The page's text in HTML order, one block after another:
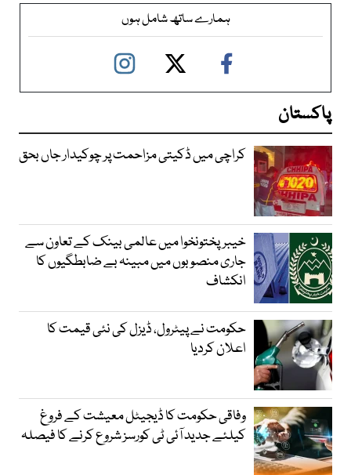
ہمارے ساتھ شامل ہوں
پاکستان
کراچی میں ڈکیتی مزاحمت پر چوکیدار جاں بحق
خیبرپختونخوا میں عالمی بینک کے تعاون سے
جاری منصوبوں میں مبینہ بے ضابطگیوں کا
انکشاف
حکومت نے پیٹرول، ڈیزل کی نئی قیمت کا
اعلان کردیا
وفاقی حکومت کا ڈیجیٹل معیشت کے فروغ
کیلئے جدید آئی ٹی کورسز شروع کرنے کا فیصلہ